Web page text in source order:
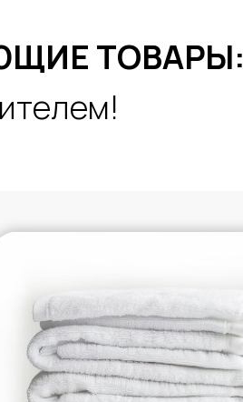
ТОВАРЫ: